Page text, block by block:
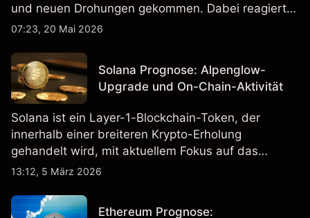
und neuen Drohungen gekommen. Dabei reagierte
der Markt nicht nur auf Ereignisse selbst, sondern
Risikostimmung.
07:23, 20 Mai 2026
Solana Prognose: Alpenglow-
Upgrade und On-Chain-Aktivität
Solana ist ein Layer-1-Blockchain-Token, der
innerhalb einer breiteren Krypto-Erholung
gehandelt wird, mit aktuellem Fokus auf das
geplante Alpenglow-Upgrade und berichtete hohe
Kursziele von Drittanbietern und technische
13:12, 5 März 2026
Ethereum Prognose: